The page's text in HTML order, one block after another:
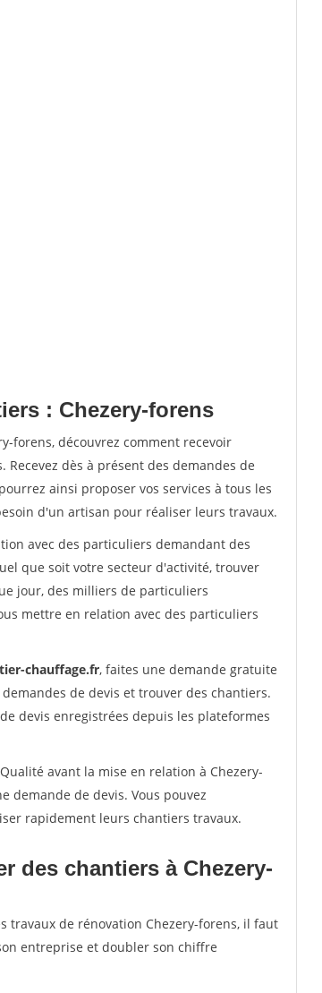
: Chezery-forens
forens, découvrez comment recevoir
dès à présent des demandes de
ainsi proposer vos services à tous les
d'un artisan pour réaliser leurs travaux.
avec des particuliers demandant des
que soit votre secteur d'activité, trouver
jour, des milliers de particuliers
mettre en relation avec des particuliers
chauffage.fr, faites une demande gratuite
de devis et trouver des chantiers.
devis enregistrées depuis les plateformes
avant la mise en relation à Chezery-
demande de devis. Vous pouvez
rapidement leurs chantiers travaux.
des chantiers à Chezery-
de rénovation Chezery-forens, il faut
entreprise et doubler son chiffre